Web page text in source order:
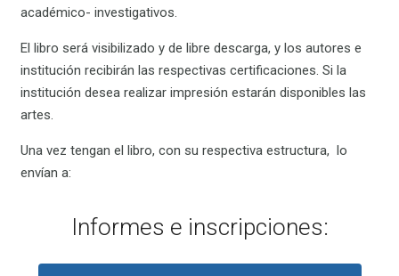
académico- investigativos.
El libro será visibilizado y de libre descarga, y los autores e
institución recibirán las respectivas certificaciones. Si la
institución desea realizar impresión estarán disponibles las
artes.
Una vez tengan el libro, con su respectiva estructura, lo
envían a:
Informes e inscripciones: